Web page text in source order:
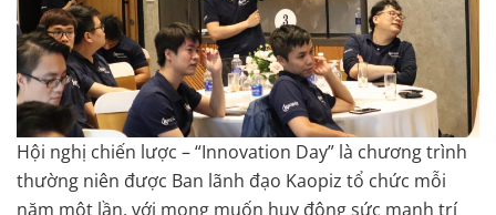
Hội nghị chiến lược – “Innovation Day” là chương trình
thường niên được Ban lãnh đạo Kaopiz tổ chức mỗi
năm một lần, với mong muốn huy động sức mạnh trí